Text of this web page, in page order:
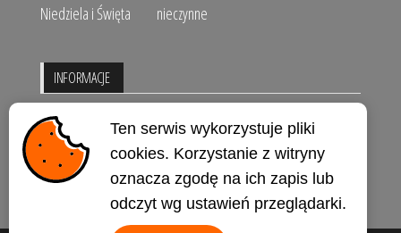
Niedziela i Święta nieczynne
INFORMACJE
Regulamin sklepu
Polityka prywatności
Kontakt
Ten serwis wykorzystuje pliki
cookies. Korzystanie z witryny
oznacza zgodę na ich zapis lub
odczyt wg ustawień przeglądarki.